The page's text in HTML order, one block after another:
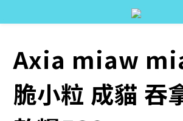
Axia miaw
脆小粒 成貓 吞